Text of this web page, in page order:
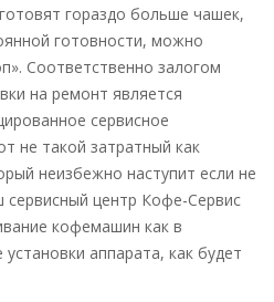
гидросистемы
640 - 1440
диспенсера
выдачи кофе)
360 - 960
дозаторной
480 - 1280
гораздо больше чашек,
готовности, можно
Соответственно залогом
на ремонт является
сервисное
не такой затратный как
неизбежно наступит если не
сервисный центр Кофе-Сервис
кофемашин как в
аппарата, как будет